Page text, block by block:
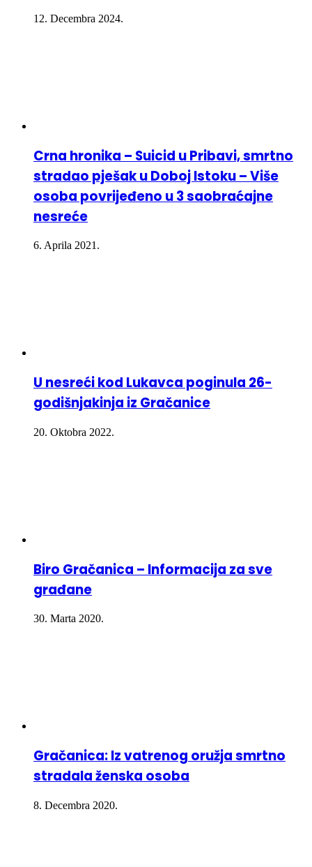
12. Decembra 2024.
Crna hronika – Suicid u Pribavi, smrtno
stradao pješak u Doboj Istoku – Više
osoba povrijeđeno u 3 saobraćajne
nesreće
6. Aprila 2021.
U nesreći kod Lukavca poginula 26-
godišnjakinja iz Gračanice
20. Oktobra 2022.
Biro Gračanica – Informacija za sve
građane
30. Marta 2020.
Gračanica: Iz vatrenog oružja smrtno
stradala ženska osoba
8. Decembra 2020.